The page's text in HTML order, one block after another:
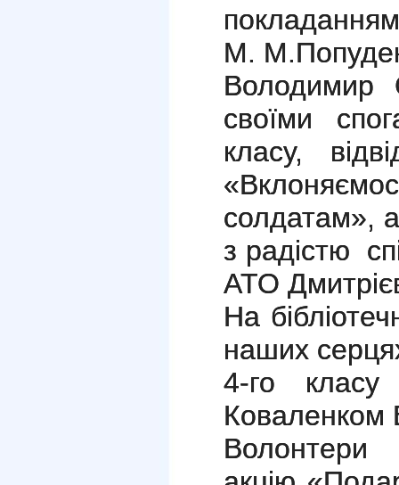
М.
Володимир
своїми
класу,
«
солдатам»,
з радістю
АТО
На
наших
4-го
Коваленком
Волонтери